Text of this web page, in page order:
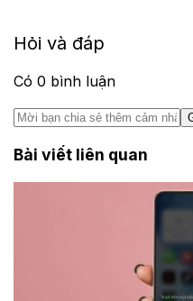
Hỏi và đáp
Có 0 bình luận
Bài viết liên quan